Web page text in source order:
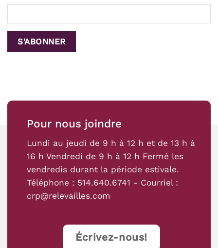
Pour nous joindre
Lundi au jeudi de 9 h à 12 h et de 13 h à
16 h Vendredi de 9 h à 12 h Fermé les
vendredis durant la période estivale.
Téléphone : 514.640.6741 - Courriel :
crp@relevailles.com
Écrivez-nous!